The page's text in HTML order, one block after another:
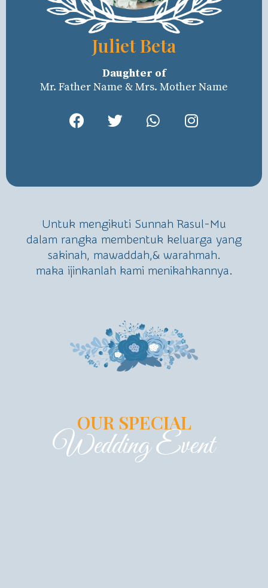
Juliet Beta
Daughter of
Mr. Father Name & Mrs. Mother Name
Untuk mengikuti Sunnah Rasul-Mu
dalam rangka membentuk keluarga yang
sakinah, mawaddah,& warahmah.
maka ijinkanlah kami menikahkannya.
OUR SPECIAL
Wedding Event